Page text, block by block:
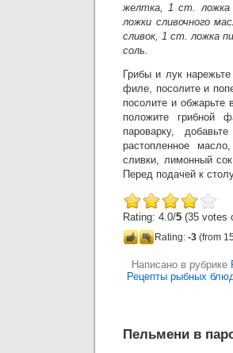
желтка, 1 ст. ложка
ложки сливочного
сливок, 1 ст. ложка
соль.
Грибы и лук
филе, посолите и
посолите и
положите грибной
пароварку,
растопленное
сливки, лимонный
Перед подачей к
Rating: 4.0/5 (35 votes
Rating: -3 (from
Написано в рубрике
Рецепты рыбных
Пельмени в